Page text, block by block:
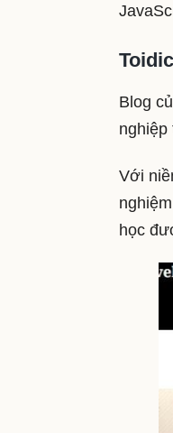
Blog
nghiệp
Với
học